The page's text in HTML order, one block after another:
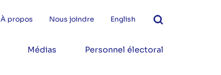
À propos Nous joindre English
Médias Personnel électoral